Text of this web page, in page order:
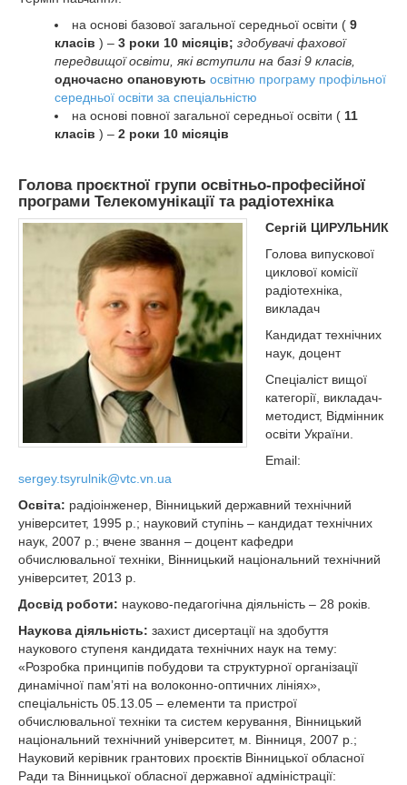
на основі базової загальної середньої освіти ( 9
класів ) – 3 роки 10 місяців; здобувачі фахової
передвищої освіти, які вступили на базі 9 класів,
одночасно опановують освітню програму профільної
середньої освіти за спеціальністю
на основі повної загальної середньої освіти ( 11
класів ) – 2 роки 10 місяців
Голова проєктної групи освітньо-професійної
програми Телекомунікації та радіотехніка
Сергій ЦИРУЛЬНИК
Голова випускової
циклової комісії
радіотехніка,
викладач
Кандидат технічних
наук, доцент
Спеціаліст вищої
категорії, викладач-
методист, Відмінник
освіти України.
Email:
sergey.tsyrulnik@vtc.vn.ua
Освіта: радіоінженер, Вінницький державний технічний
університет, 1995 р.; науковий ступінь – кандидат технічних
наук, 2007 р.; вчене звання – доцент кафедри
обчислювальної техніки, Вінницький національний технічний
університет, 2013 р.
Досвід роботи: науково-педагогічна діяльність – 28 років.
Наукова діяльність: захист дисертації на здобуття
наукового ступеня кандидата технічних наук на тему:
«Розробка принципів побудови та структурної організації
динамічної пам’яті на волоконно-оптичних лініях»,
спеціальність 05.13.05 – елементи та пристрої
обчислювальної техніки та систем керування, Вінницький
національний технічний університет, м. Вінниця, 2007 р.;
Науковий керівник грантових проєктів Вінницької обласної
Ради та Вінницької обласної державної адміністрації: